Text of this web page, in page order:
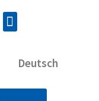
Deutsch